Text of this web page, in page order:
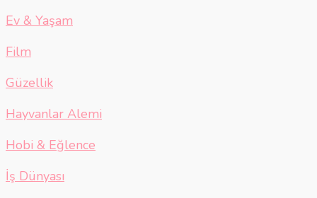
Ev & Yaşam
Film
Güzellik
Hayvanlar Alemi
Hobi & Eğlence
İş Dünyası